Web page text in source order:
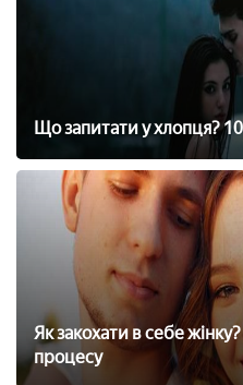
Що запитати у хлопця?
Як закохати в себе жінку?
процесу